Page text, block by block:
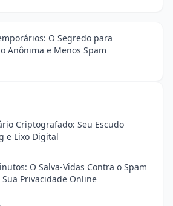
O Segredo para
Anônima e Menos Spam
Criptografado: Seu Escudo
e Lixo Digital
O Salva-Vidas Contra o Spam
Privacidade Online